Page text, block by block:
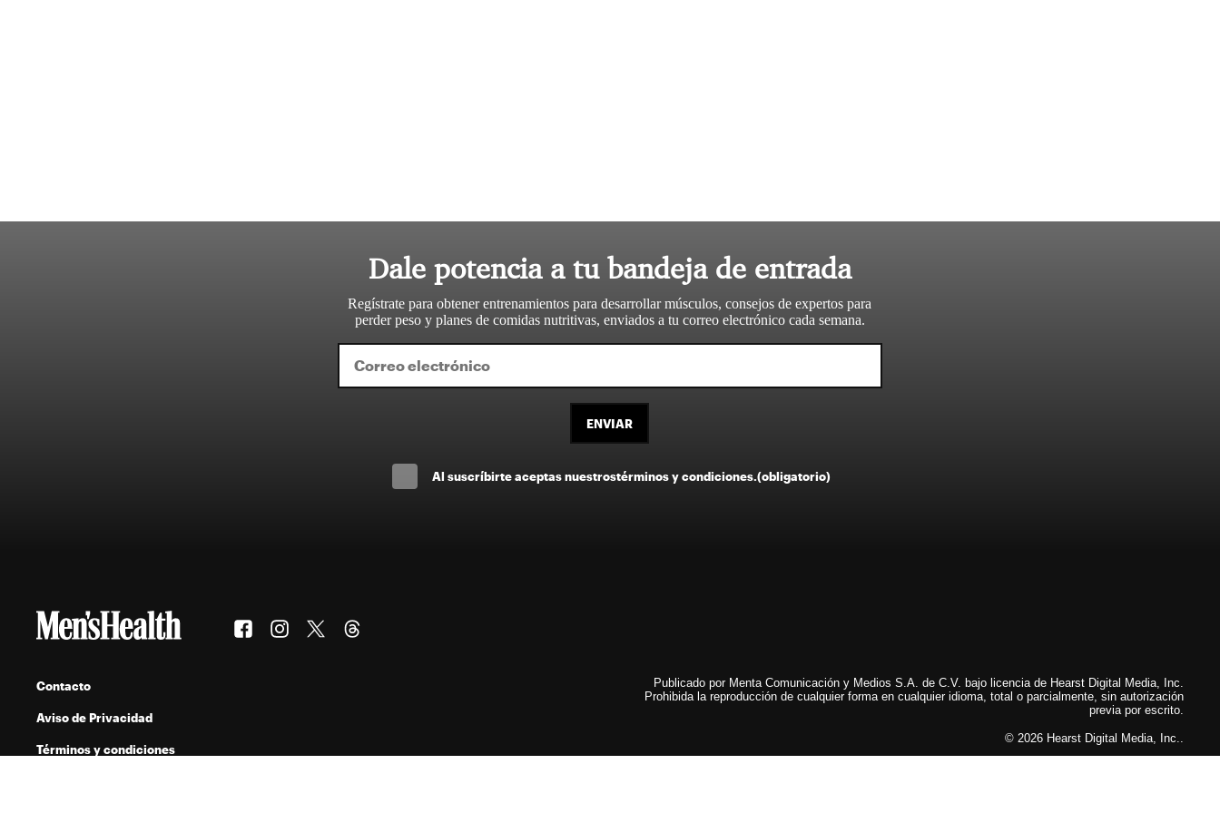
Dale potencia a tu bandeja de entrada
Regístrate para obtener entrenamientos para desarrollar músculos, consejos de expertos para
perder peso y planes de comidas nutritivas, enviados a tu correo electrónico cada semana.
ENVIAR
Al suscríbirte aceptas nuestrostérminos y condiciones.(obligatorio)
Contacto
Aviso de Privacidad
Términos y condiciones
Publicado por Menta Comunicación y Medios S.A. de C.V. bajo licencia de Hearst Digital Media, Inc.
Prohibida la reproducción de cualquier forma en cualquier idioma, total o parcialmente, sin autorización
previa por escrito.
© 2026 Hearst Digital Media, Inc..